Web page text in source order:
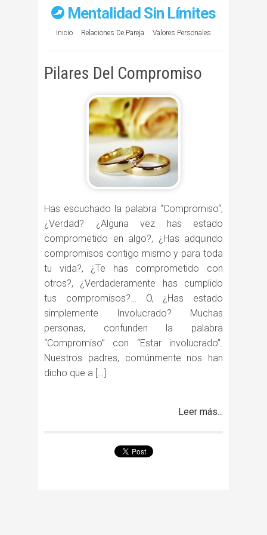
Mentalidad Sin Límites
Inicio Relaciones De Pareja Valores Personales
Pilares Del Compromiso
Has escuchado la palabra “Compromiso“,
¿Verdad? ¿Alguna vez has estado
comprometido en algo?, ¿Has adquirido
compromisos contigo mismo y para toda
tu vida?, ¿Te has comprometido con
otros?, ¿Verdaderamente has cumplido
tus compromisos?… O, ¿Has estado
simplemente Involucrado? Muchas
personas, confunden la palabra
“Compromiso” con “Estar involucrado”.
Nuestros padres, comúnmente nos han
dicho que a […]
Leer más...